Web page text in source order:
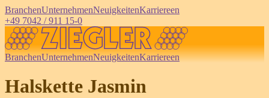
BranchenUnternehmenNeuigkeitenKarriereen
+49 7042 / 911 15-0
BranchenUnternehmenNeuigkeitenKarriereen
Halskette Jasmin